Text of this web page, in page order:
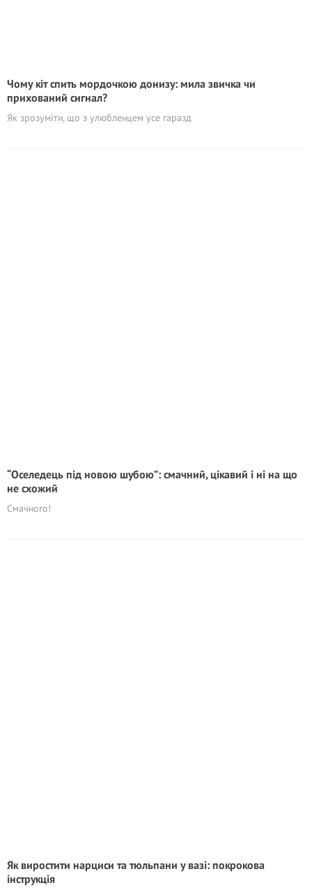
Чому кіт спить мордочкою донизу: мила звичка чи
прихований сигнал?
Як зрозуміти, що з улюбленцем усе гаразд
“Оселедець під новою шубою”: смачний, цікавий і ні на що
не схожий
Смачного!
Як виростити нарциси та тюльпани у вазі: покрокова
інструкція